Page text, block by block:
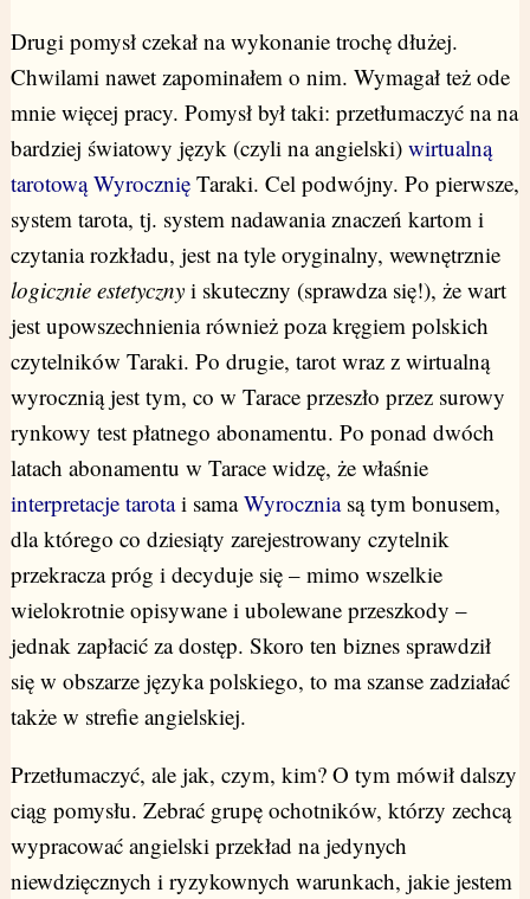
Drugi pomysł czekał na wykonanie trochę dłużej.
Chwilami nawet zapominałem o nim. Wymagał też ode
mnie więcej pracy. Pomysł był taki: przetłumaczyć na na
bardziej światowy język (czyli na angielski) wirtualną
tarotową WyrocznięTaraki. Cel podwójny. Po pierwsze,
system tarota, tj. system nadawania znaczeń kartom i
czytania rozkładu, jest na tyle oryginalny, wewnętrznie
logicznie estetycznyi skuteczny (sprawdza się!), że wart
jest upowszechnienia również poza kręgiem polskich
czytelników Taraki. Po drugie, tarot wraz z wirtualną
wyrocznią jest tym, co w Tarace przeszło przez surowy
rynkowy test płatnego abonamentu. Po ponad dwóch
latach abonamentu w Tarace widzę, że właśnie
interpretacje tarotai samaWyroczniasą tym bonusem,
dla którego co dziesiąty zarejestrowany czytelnik
przekracza próg i decyduje się – mimo wszelkie
wielokrotnie opisywane i ubolewane przeszkody –
jednak zapłacić za dostęp. Skoro ten biznes sprawdził
się w obszarze języka polskiego, to ma szanse zadziałać
także w strefie angielskiej.
Przetłumaczyć, ale jak, czym, kim? O tym mówił dalszy
ciąg pomysłu. Zebrać grupę ochotników, którzy zechcą
wypracować angielski przekład na jedynych
niewdzięcznych i ryzykownych warunkach, jakie jestem